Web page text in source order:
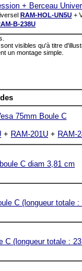
+ Berceau
RAM-HOL-UN5U +
B-238U
visibles qu'à titre
un montage simple.
75mm Boule C
+ RAM-201U + RAM-
C diam 3,81 cm
C (longueur totale
C (longueur totale :